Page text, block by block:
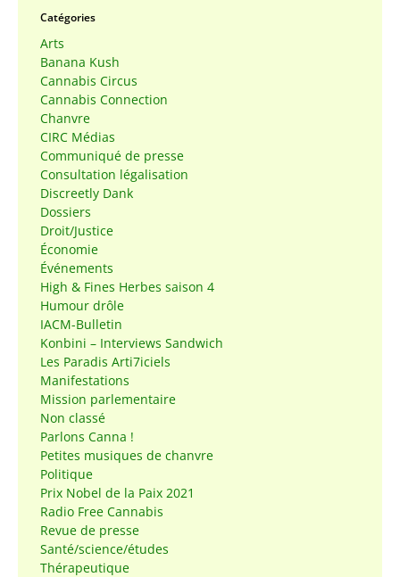
Catégories
Arts
Banana Kush
Cannabis Circus
Cannabis Connection
Chanvre
CIRC Médias
Communiqué de presse
Consultation légalisation
Discreetly Dank
Dossiers
Droit/Justice
Économie
Événements
High & Fines Herbes saison 4
Humour drôle
IACM-Bulletin
Konbini – Interviews Sandwich
Les Paradis Arti7iciels
Manifestations
Mission parlementaire
Non classé
Parlons Canna !
Petites musiques de chanvre
Politique
Prix Nobel de la Paix 2021
Radio Free Cannabis
Revue de presse
Santé/science/études
Thérapeutique